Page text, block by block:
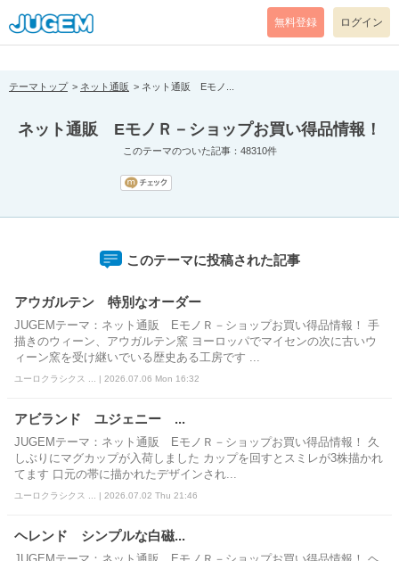
[pear_error: message="Success" code=0 mode=return level=notice
prefix="" info=""]
無料登録 ログイン
テーマトップ ネット通販 ネット通販 Eモノ...
ネット通販 EモノＲ－ショップお買い得品情報！
このテーマのついた記事：48310件
このテーマに投稿された記事
アウガルテン 特別なオーダー
JUGEMテーマ：ネット通販 EモノＲ－ショップお買い得品情報！ 手
描きのウィーン、アウガルテン窯 ヨーロッパでマイセンの次に古いウ
ィーン窯を受け継いでいる歴史ある工房です ...
ユーロクラシクス ... | 2026.07.06 Mon 16:32
アビランド ユジェニー ...
JUGEMテーマ：ネット通販 EモノＲ－ショップお買い得品情報！ 久
しぶりにマグカップが入荷しました カップを回すとスミレが3株描かれ
てます 口元の帯に描かれたデザインされ...
ユーロクラシクス ... | 2026.07.02 Thu 21:46
ヘレンド シンプルな白磁...